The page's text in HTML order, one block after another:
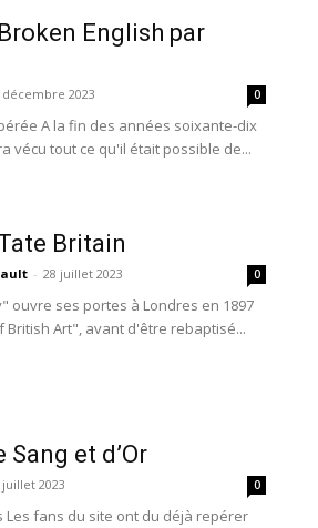
English par
décembre 2023 0
A la fin des années soixante-dix
vécu tout ce qu'il était possible de...
Britain
- 28 juillet 2023 0
ouvre ses portes à Londres en 1897
Art", avant d'être rebaptisé...
et d’Or
juillet 2023 0
Les fans du site ont du déjà repérer